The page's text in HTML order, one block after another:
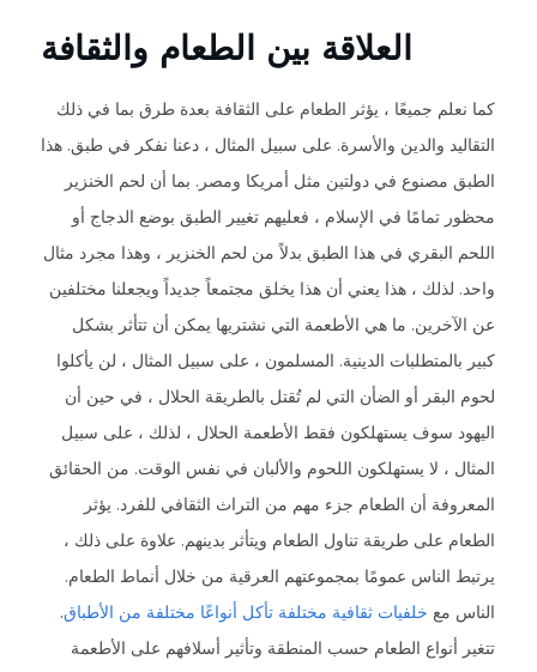
العلاقة بين الطعام والثقافة
كما نعلم جميعًا ، يؤثر الطعام على الثقافة بعدة طرق بما في ذلك
التقاليد والدين والأسرة. على سبيل المثال ، دعنا نفكر في طبق. هذا
الطبق مصنوع في دولتين مثل أمريكا ومصر. بما أن لحم الخنزير
محظور تمامًا في الإسلام ، فعليهم تغيير الطبق بوضع الدجاج أو
اللحم البقري في هذا الطبق بدلاً من لحم الخنزير ، وهذا مجرد مثال
واحد. لذلك ، هذا يعني أن هذا يخلق مجتمعاً جديداً ويجعلنا مختلفين
عن الآخرين. ما هي الأطعمة التي نشتريها يمكن أن تتأثر بشكل
كبير بالمتطلبات الدينية. المسلمون ، على سبيل المثال ، لن يأكلوا
لحوم البقر أو الضأن التي لم تُقتل بالطريقة الحلال ، في حين أن
اليهود سوف يستهلكون فقط الأطعمة الحلال ، لذلك ، على سبيل
المثال ، لا يستهلكون اللحوم والألبان في نفس الوقت. من الحقائق
المعروفة أن الطعام جزء مهم من التراث الثقافي للفرد. يؤثر
الطعام على طريقة تناول الطعام ويتأثر بدينهم. علاوة على ذلك ،
يرتبط الناس عمومًا بمجموعتهم العرقية من خلال أنماط الطعام.
الناس معخلفيات ثقافية مختلفة تأكل أنواعًا مختلفة من الأطباق.
تتغير أنواع الطعام حسب المنطقة وتأثير أسلافهم على الأطعمة